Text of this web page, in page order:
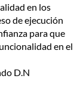
en los
de ejecución
para que
en el
D.N